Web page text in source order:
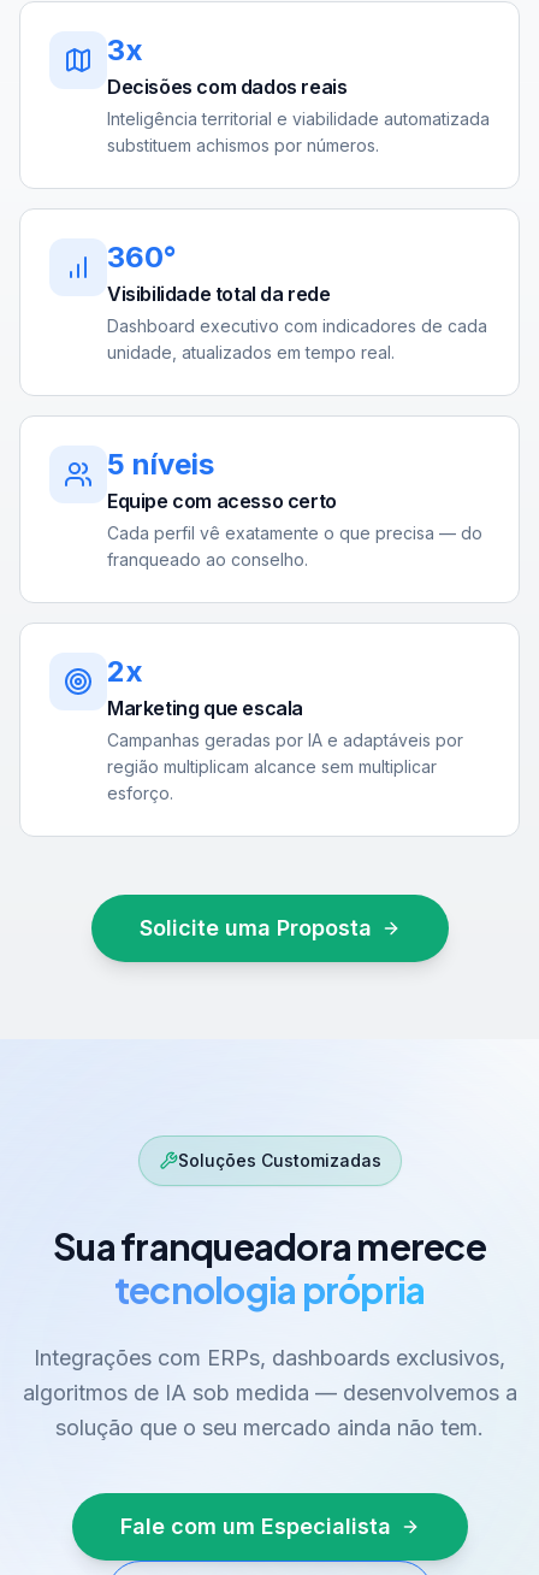
3x
Decisões com dados reais
Inteligência territorial e viabilidade automatizada
substituem achismos por números.
360°
Visibilidade total da rede
Dashboard executivo com indicadores de cada
unidade, atualizados em tempo real.
5 níveis
Equipe com acesso certo
Cada perfil vê exatamente o que precisa — do
franqueado ao conselho.
2x
Marketing que escala
Campanhas geradas por IA e adaptáveis por
região multiplicam alcance sem multiplicar
esforço.
Solicite uma Proposta
Soluções Customizadas
Sua franqueadora merece
tecnologia própria
Integrações com ERPs, dashboards exclusivos,
algoritmos de IA sob medida — desenvolvemos a
solução que o seu mercado ainda não tem.
Fale com um Especialista